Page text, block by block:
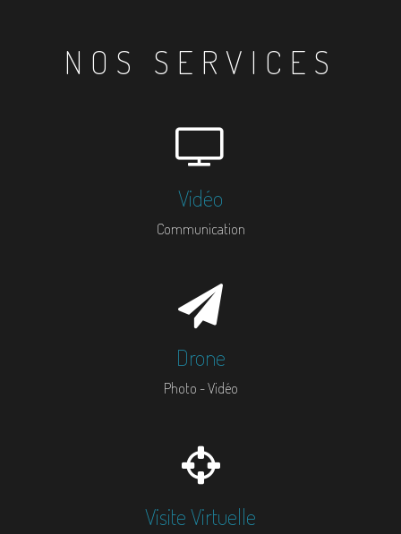
NOS SERVICES
Vidéo
Communication
Drone
Photo - Vidéo
Visite Virtuelle